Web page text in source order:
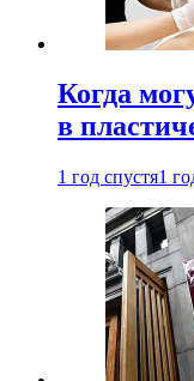
Когда
в
1 год спустя1